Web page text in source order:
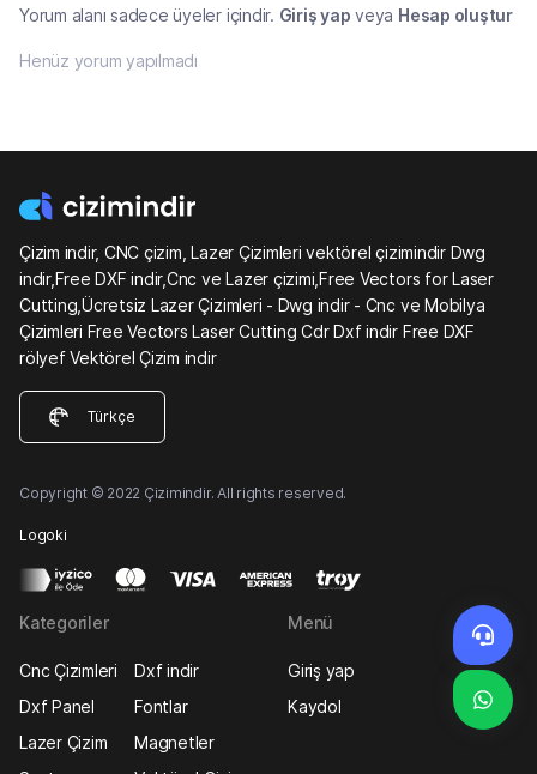
Yorum alanı sadece üyeler içindir. Giriş yap veya Hesap oluştur
Henüz yorum yapılmadı
Çizim indir, CNC çizim, Lazer Çizimleri vektörel çizimindir Dwg
indir,Free DXF indir,Cnc ve Lazer çizimi,Free Vectors for Laser
Cutting,Ücretsiz Lazer Çizimleri - Dwg indir - Cnc ve Mobilya
Çizimleri Free Vectors Laser Cutting Cdr Dxf indir Free DXF
rölyef Vektörel Çizim indir
Türkçe
Copyright © 2022 Çizimindir. All rights reserved.
Logoki
Kategoriler
Cnc Çizimleri
Dxf indir
Dxf Panel
Fontlar
Lazer Çizim
Magnetler
Menü
Giriş yap
Kaydol